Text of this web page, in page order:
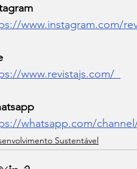
www.instagram.com/
www.revistajs.com/
whatsapp.com/
Sustentável